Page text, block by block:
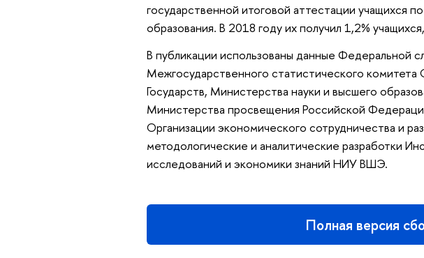
государственной итоговой аттестации учащихся
образования. В 2018 году их получил 1,2%
В публикации использованы данные Федеральной
Межгосударственного статистического
Государств, Министерства науки и высшего
Министерства просвещения Российской
Организации экономического сотрудничества и
методологические и аналитические разработки
исследований и экономики знаний НИУ ВШЭ.
Полная версия